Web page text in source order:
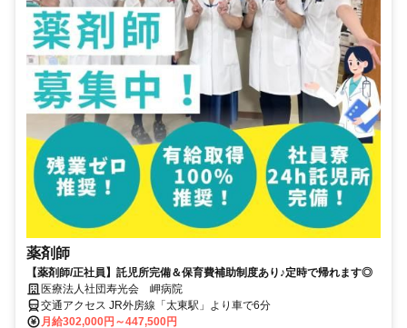
薬剤師
【薬剤師/正社員】託児所完備＆保育費補助制度あり♪定時で帰れます◎
医療法人社団寿光会 岬病院
交通アクセス JR外房線「太東駅」より車で6分
月給302,000円～447,500円